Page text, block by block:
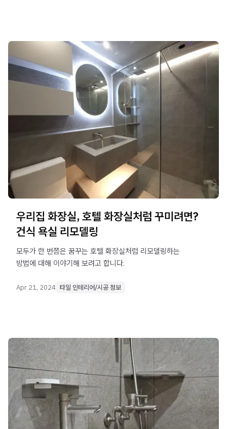
우리집 화장실, 호텔 화장실처럼 꾸미려면?
건식 욕실 리모델링
모두가 한 번쯤은 꿈꾸는 호텔 화장실처럼 리모델링하는
방법에 대해 이야기해 보려고 합니다.
Apr 21, 2024 타일 인테리어/시공 정보